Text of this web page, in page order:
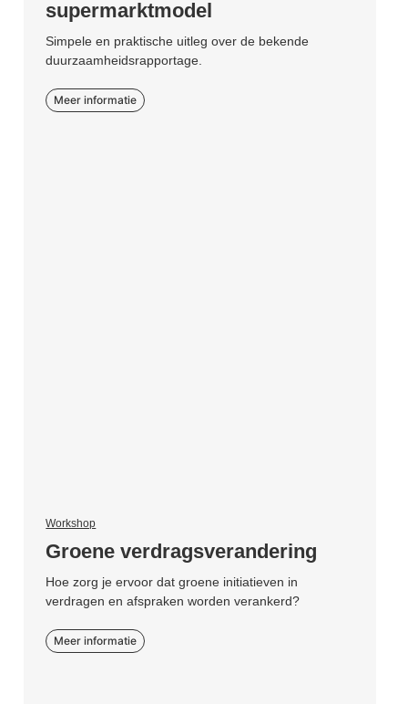
supermarktmodel
Simpele en praktische uitleg over de bekende
duurzaamheidsrapportage.
Meer informatie
Workshop
Groene verdragsverandering
Hoe zorg je ervoor dat groene initiatieven in
verdragen en afspraken worden verankerd?
Meer informatie